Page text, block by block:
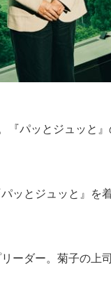
『パッとジュッと
ッとジュッと』を
ーダー。菊子の上